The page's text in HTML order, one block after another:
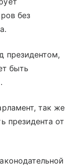
без
президентом,
быть
так же
президента от